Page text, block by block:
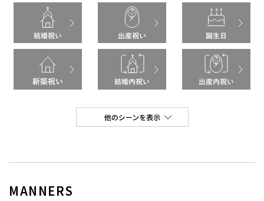
MANNERS